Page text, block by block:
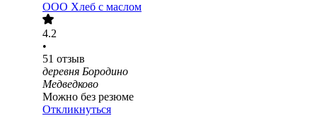
ООО Хлеб с маслом
4.2
•
51 отзыв
деревня Бородино
Медведково
Можно без резюме
Откликнуться